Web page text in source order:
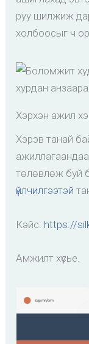
руу шилжиж
холбоосыг ч
Хэрхэн ажил
Хэрэв танай
ажиллагаандаа
төлөвлөж буй
үйлчилгээтэй
Кэйс: https://
Амжилт хүсье.